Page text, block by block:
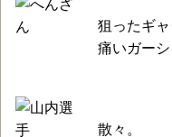
狙ったギ
痛いガーシ
散々。